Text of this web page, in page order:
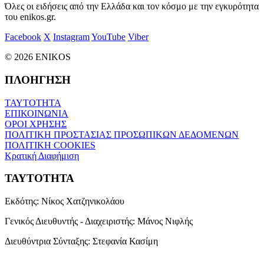
Όλες οι ειδήσεις από την Ελλάδα και τον κόσμο με την εγκυρότητα
του enikos.gr.
Facebook X InstagramYouTube Viber
© 2026 ENIKOS
ΠΛΟΗΓΗΣΗ
ΤΑΥΤΟΤΗΤΑ
ΕΠΙΚΟΙΝΩΝΙΑ
ΟΡΟΙ ΧΡΗΣΗΣ
ΠΟΛΙΤΙΚΗ ΠΡΟΣΤΑΣΙΑΣ ΠΡΟΣΩΠΙΚΩΝ ΔΕΔΟΜΕΝΩΝ
ΠΟΛΙΤΙΚΗ COOKIES
Κρατική Διαφήμιση
ΤΑΥΤΟΤΗΤΑ
Εκδότης: Νίκος Χατζηνικολάου
Γενικός Διευθυντής - Διαχειριστής: Μάνος Νιφλής
Διευθύντρια Σύνταξης: Στεφανία Κασίμη